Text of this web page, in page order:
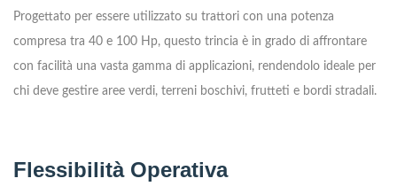
Progettato per essere utilizzato su trattori con una potenza
compresa tra 40 e 100 Hp, questo trincia è in grado di affrontare
con facilità una vasta gamma di applicazioni, rendendolo ideale per
chi deve gestire aree verdi, terreni boschivi, frutteti e bordi stradali.
Flessibilità Operativa